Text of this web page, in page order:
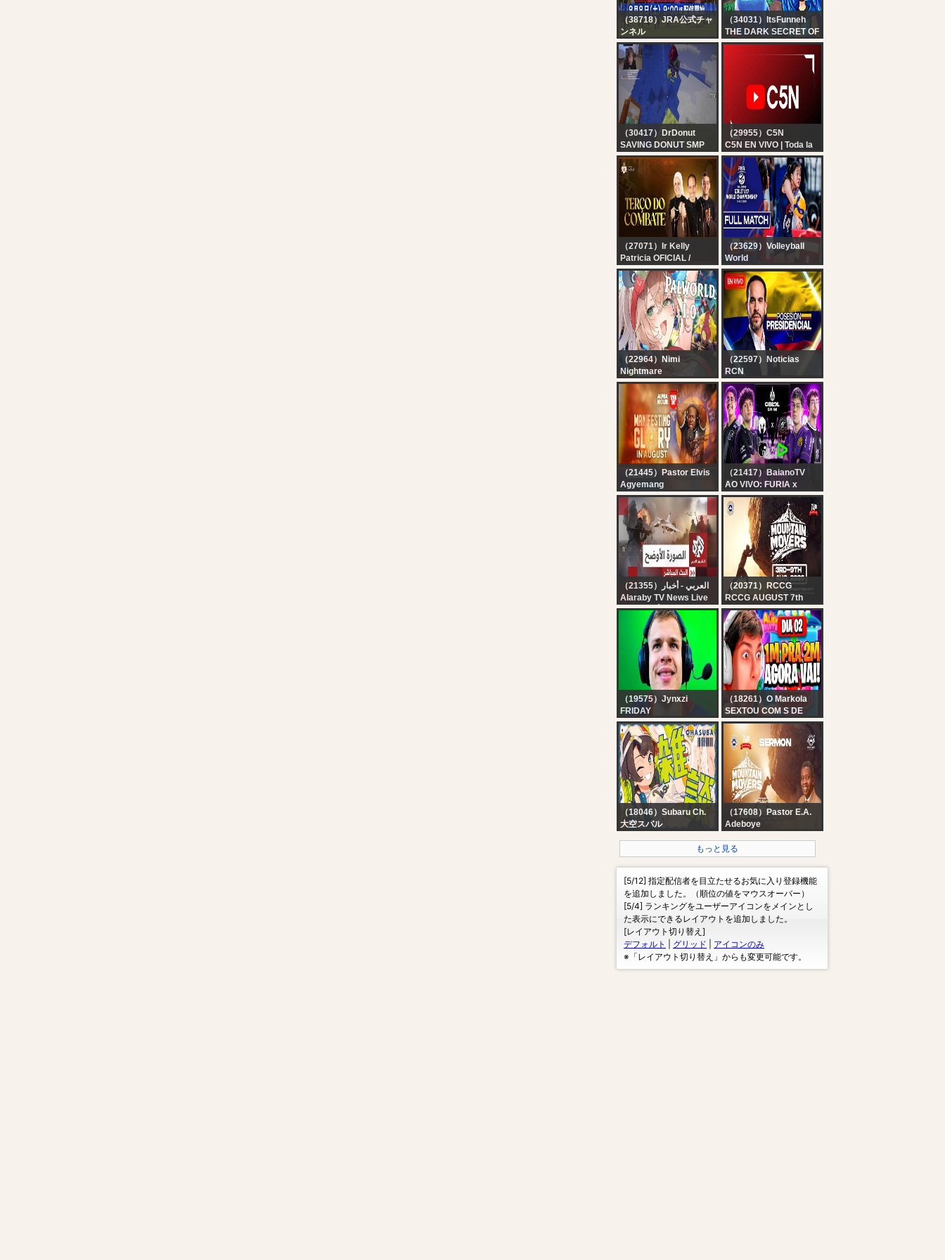
（38718）JRA公式チャ
ンネル
【ライブ配信】8月8日
（土曜）中央競馬全レー
ス中継（新潟・中京・札
幌）
（34031）ItsFunneh
THE DARK SECRET OF
BUGSNAX...
（30417）DrDonut
SAVING DONUT SMP
??
（29955）C5N
C5N EN VIVO | Toda la
información en un solo
lugar | Seguí la
transmisión las 24
horas
（27071）Ir Kelly
Patricia OFICIAL /
Instituto Hesed
Terço do Combate |
Instituto Hesed - 07/08
（23629）Volleyball
World
Chile vs. Thailand - Pool
Play | Girls' U17 World
Championship - 2026
（22964）Nimi
Nightmare
【PALWORLD 1.0】 I'm
here to build houses
and steal pals... and I'm
all out of houses
（22597）Noticias
RCN
? EN VIVO: Posesión
presidencial de
Abelardo de la Espriella
（21445）Pastor Elvis
Agyemang
ALPHA HOUR
EPISODE 1384 ||
MANIFESTING GLORY
IN AUGUST ||
SATURDAY, AUGUST
8TH, 2026
（21417）BaianoTV
AO VIVO: FURIA x
LOUD | #CBLOL Official
Co-stream | ILHA DAS
LENDAS !cupom !sadia
!grupo !kbmidl
（21355）العربي - أخبار
Alaraby TV News Live
قناة العربي أخبار | البث
الحي المباشر
（20371）RCCG
RCCG AUGUST 7th
2026 | HOLY GHOST
SERVICE
（19575）Jynxzi
FRIDAY
（18261）O Markola
SEXTOU COM S DE
SAQUES! (DIA 02) ❤️‍?
MARKOLA AO VIVO❤️‍?
（18046）Subaru Ch.
大空スバル
ば！：FREE TALK【ホ
ロライブ/大空スバル】
（17608）Pastor E.A.
Adeboye
| RCCG HOLY GHOST
CONVENTION 2026 -
もっと見る
[5/12] 指定配信者を目立たせるお気に入り登録機能
を追加しました。（順位の値をマウスオーバー）
[5/4] ランキングをユーザーアイコンをメインとし
た表示にできるレイアウトを追加しました。
[レイアウト切り替え]
デフォルト
グリッド
アイコンのみ
※「レイアウト切り替え」からも変更可能です。